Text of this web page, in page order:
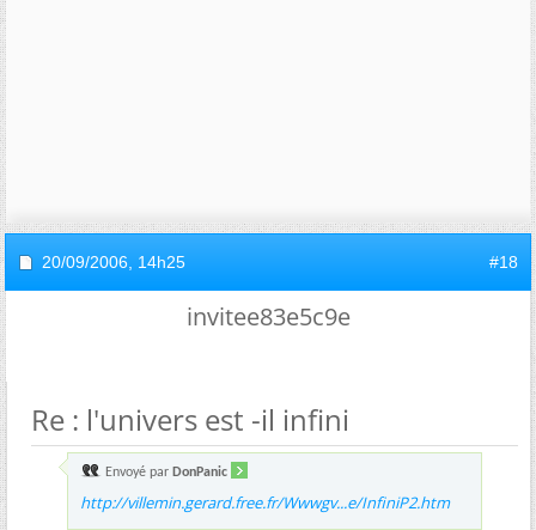
20/09/2006, 14h25 #18
invitee83e5c9e
Re : l'univers est -il infini
Envoyé par DonPanic
http://villemin.gerard.free.fr/Wwwgv...e/InfiniP2.htm